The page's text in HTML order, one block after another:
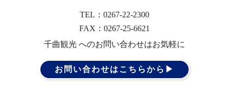
TEL：0267-22-2300
FAX：0267-25-6621
千曲観光 へのお問い合わせはお気軽に
お問い合わせはこちらから▶︎